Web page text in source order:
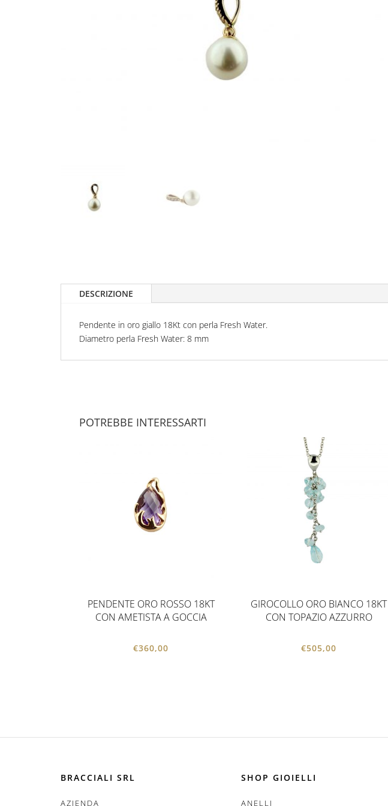
DESCRIZIONE
Pendente in oro giallo 18Kt con perla Fresh Water.
Diametro perla Fresh Water: 8 mm
POTREBBE INTERESSARTI
PENDENTE ORO ROSSO 18KT
CON AMETISTA A GOCCIA
€360,00
GIROCOLLO ORO BIANCO 18KT
CON TOPAZIO AZZURRO
€505,00
BRACCIALI SRL
AZIENDA
SHOP GIOIELLI
ANELLI